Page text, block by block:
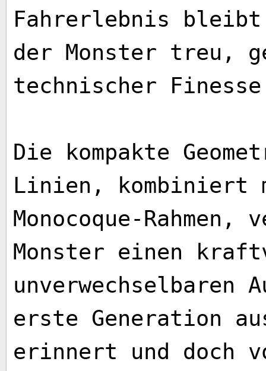
Fahrerlebnis
der Monster treu,
technischer
Die kompakte
Linien, kombiniert
Monocoque-
Monster einen
erste Generation
erinnert und doch